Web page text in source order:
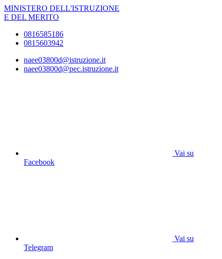
MINISTERO DELL'ISTRUZIONE
E DEL MERITO
0816585186
0815603942
naee03800d@istruzione.it
naee03800d@pec.istruzione.it
Vai su
Facebook
Vai su
Telegram